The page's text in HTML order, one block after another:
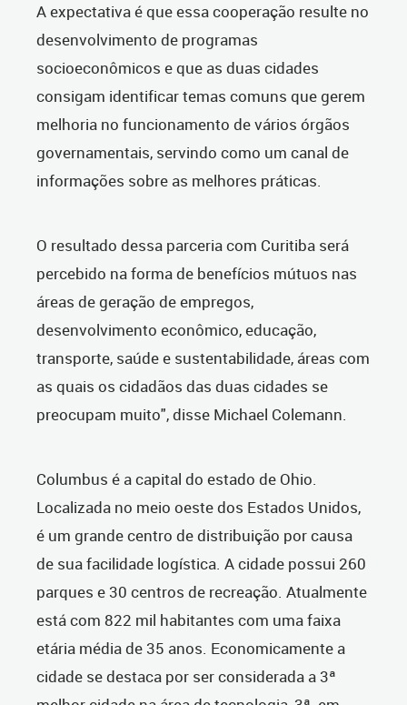
A expectativa é que essa cooperação resulte no
desenvolvimento de programas
socioeconômicos e que as duas cidades
consigam identificar temas comuns que gerem
melhoria no funcionamento de vários órgãos
governamentais, servindo como um canal de
informações sobre as melhores práticas.
O resultado dessa parceria com Curitiba será
percebido na forma de benefícios mútuos nas
áreas de geração de empregos,
desenvolvimento econômico, educação,
transporte, saúde e sustentabilidade, áreas com
as quais os cidadãos das duas cidades se
preocupam muito", disse Michael Colemann.
Columbus é a capital do estado de Ohio.
Localizada no meio oeste dos Estados Unidos,
é um grande centro de distribuição por causa
de sua facilidade logística. A cidade possui 260
parques e 30 centros de recreação. Atualmente
está com 822 mil habitantes com uma faixa
etária média de 35 anos. Economicamente a
cidade se destaca por ser considerada a 3ª